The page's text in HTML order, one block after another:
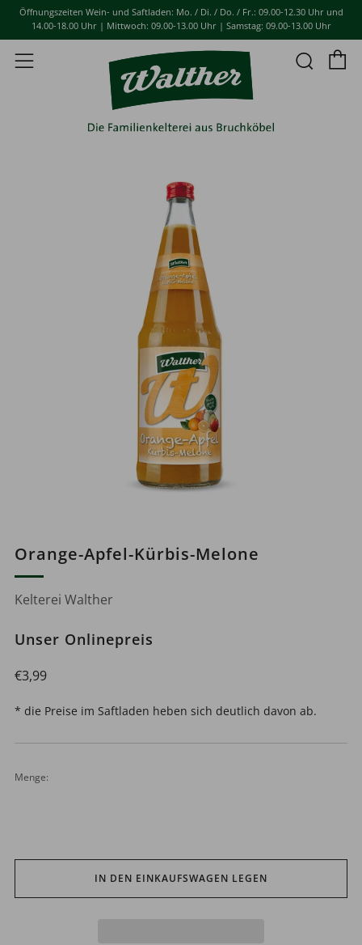
Öffnungszeiten Wein- und Saftladen: Mo. / Di. / Do. / Fr.: 09.00-12.30 Uhr und
14.00-18.00 Uhr | Mittwoch: 09.00-13.00 Uhr | Samstag: 09.00-13.00 Uhr
Menü
Orange-Apfel-Kürbis-Melone
Kelterei Walther
Unser Onlinepreis
Normaler
€3,99
* die Preise im Saftladen heben sich deutlich davon ab.
Menge:
IN DEN EINKAUFSWAGEN LEGEN